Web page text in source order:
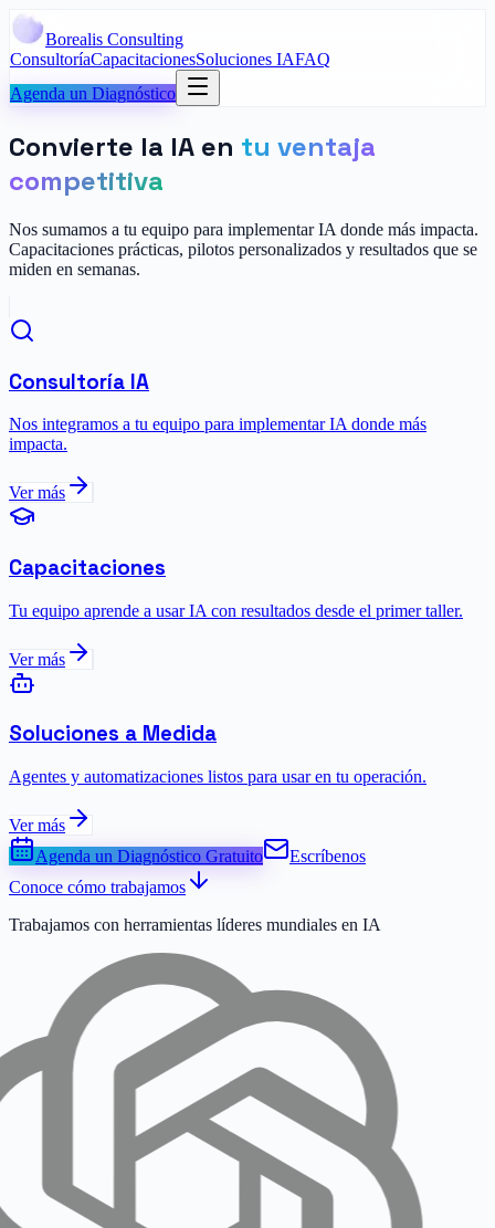
Borealis Consulting
ConsultoríaCapacitacionesSoluciones IAFAQ
Agenda un Diagnóstico
Convierte la IA en tu ventaja
competitiva
Nos sumamos a tu equipo para implementar IA donde más impacta.
Capacitaciones prácticas, pilotos personalizados y resultados que se
miden en semanas.
Consultoría IA
Nos integramos a tu equipo para implementar IA donde más
impacta.
Ver más
Capacitaciones
Tu equipo aprende a usar IA con resultados desde el primer taller.
Ver más
Soluciones a Medida
Agentes y automatizaciones listos para usar en tu operación.
Ver más
Agenda un Diagnóstico Gratuito
Escríbenos
Conoce cómo trabajamos
Trabajamos con herramientas líderes mundiales en IA